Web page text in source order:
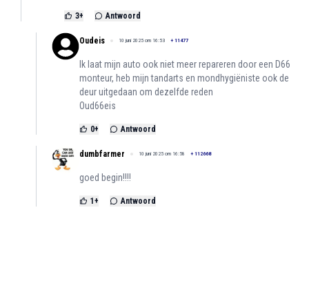
3+ Antwoord
Oudeis 10 juni 2025 om 16:53 + 11477
Ik laat mijn auto ook niet meer repareren door een D66
monteur, heb mijn tandarts en mondhygiëniste ook de
deur uitgedaan om dezelfde reden
Oud66eis
0+ Antwoord
dumbfarmer 10 juni 2025 om 16:58 + 112668
goed begin!!!!
1+ Antwoord